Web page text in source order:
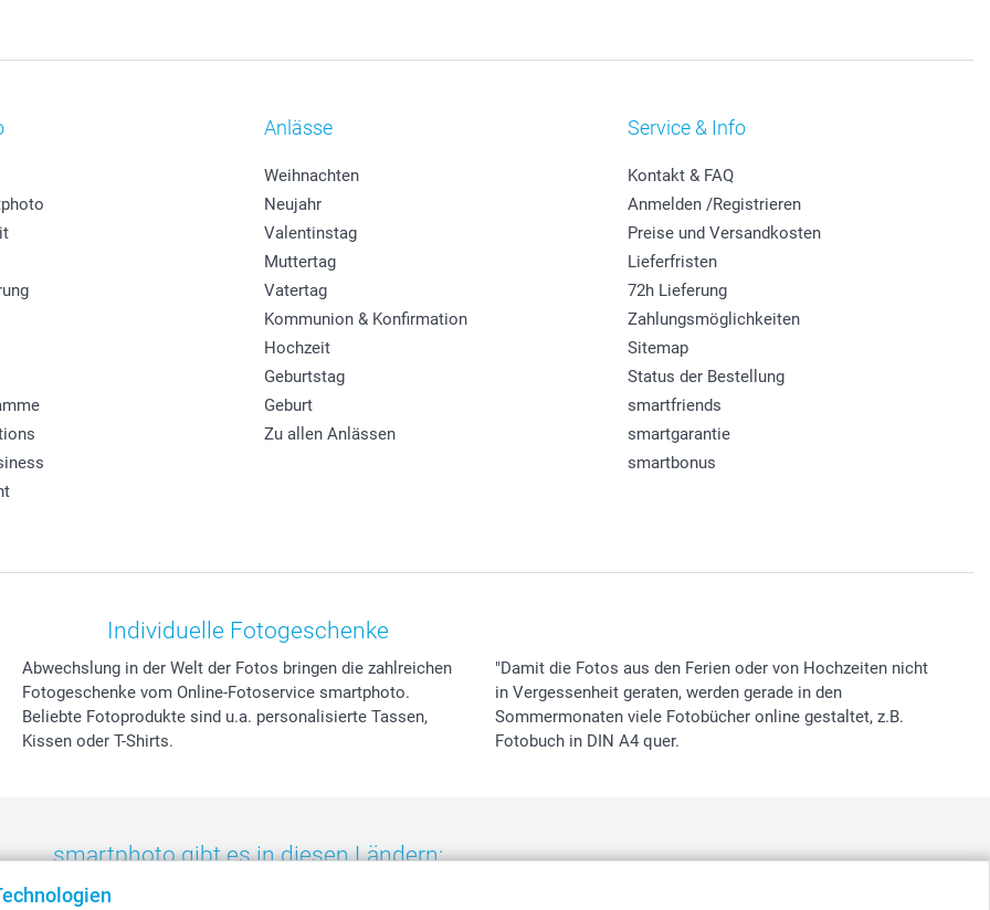
Anlässe
Weihnachten
Neujahr
Valentinstag
Muttertag
Vatertag
Kommunion & Konfirmation
Hochzeit
Geburtstag
Geburt
Zu allen Anlässen
Service & Info
Kontakt & FAQ
Anmelden /Registrieren
Preise und Versandkosten
Lieferfristen
72h Lieferung
Zahlungsmöglichkeiten
Sitemap
Status der Bestellung
smartfriends
smartgarantie
smartbonus
Individuelle Fotogeschenke
Abwechslung in der Welt der Fotos bringen die zahlreichen
Fotogeschenke vom Online-Fotoservice smartphoto.
Beliebte Fotoprodukte sind u.a. personalisierte Tassen,
Kissen oder T-Shirts.
"Damit die Fotos aus den Ferien oder von Hochzeiten nicht
in Vergessenheit geraten, werden gerade in den
Sommermonaten viele Fotobücher online gestaltet, z.B.
Fotobuch in DIN A4 quer.
smartphoto gibt es in diesen Ländern:
- Nederland